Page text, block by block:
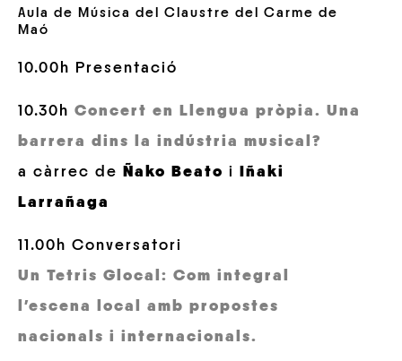
Aula de Música del Claustre del Carme de
Maó
10.00h Presentació
10.30h Concert en Llengua pròpia. Una
barrera dins la indústria musical?
a càrrec de
Ñako Beato i
Iñaki
Larrañaga
11.00h Conversatori
Un Tetris Glocal: Com integral
l’escena local amb propostes
nacionals i internacionals.